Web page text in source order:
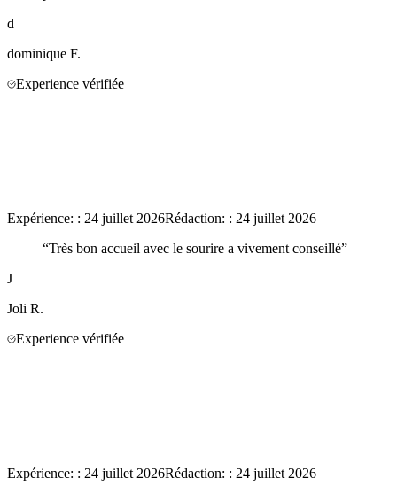
d
dominique F.
Experience vérifiée
Expérience: : 24 juillet 2026Rédaction: : 24 juillet 2026
“Très bon accueil avec le sourire a vivement conseillé”
J
Joli R.
Experience vérifiée
Expérience: : 24 juillet 2026Rédaction: : 24 juillet 2026